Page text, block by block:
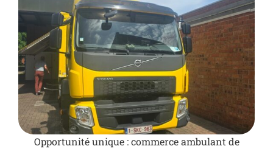
Opportunité unique : commerce ambulant de